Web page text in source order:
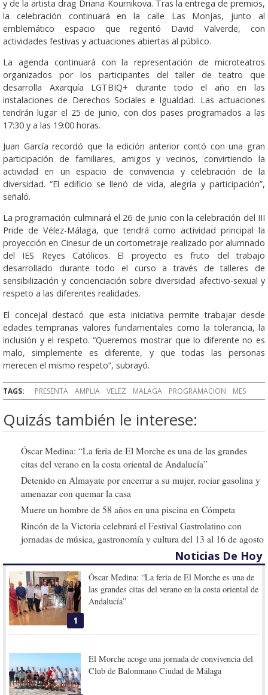
y de la artista drag Driana Kournikova. Tras la entrega de premios,
la celebración continuará en la calle Las Monjas, junto al
emblemático espacio que regentó David Valverde, con
actividades festivas y actuaciones abiertas al público.
La agenda continuará con la representación de microteatros
organizados por los participantes del taller de teatro que
desarrolla Axarquía LGTBIQ+ durante todo el año en las
instalaciones de Derechos Sociales e Igualdad. Las actuaciones
tendrán lugar el 25 de junio, con dos pases programados a las
17:30 y a las 19:00 horas.
Juan García recordó que la edición anterior contó con una gran
participación de familiares, amigos y vecinos, convirtiendo la
actividad en un espacio de convivencia y celebración de la
diversidad. “El edificio se llenó de vida, alegría y participación”,
señaló.
La programación culminará el 26 de junio con la celebración del III
Pride de Vélez-Málaga, que tendrá como actividad principal la
proyección en Cinesur de un cortometraje realizado por alumnado
del IES Reyes Católicos. El proyecto es fruto del trabajo
desarrollado durante todo el curso a través de talleres de
sensibilización y concienciación sobre diversidad afectivo-sexual y
respeto a las diferentes realidades.
El concejal destacó que esta iniciativa permite trabajar desde
edades tempranas valores fundamentales como la tolerancia, la
inclusión y el respeto. “Queremos mostrar que lo diferente no es
malo, simplemente es diferente, y que todas las personas
merecen el mismo respeto”, subrayó.
TAGS: PRESENTA AMPLIA VELEZ MALAGA PROGRAMACION MES
Quizás también le interese:
Óscar Medina: “La feria de El Morche es una de las grandes
citas del verano en la costa oriental de Andalucía”
Detenido en Almayate por encerrar a su mujer, rociar gasolina y
amenazar con quemar la casa
Muere un hombre de 58 años en una piscina en Cómpeta
Rincón de la Victoria celebrará el Festival Gastrolatino con
jornadas de música, gastronomía y cultura del 13 al 16 de agosto
Noticias De Hoy
1
Óscar Medina: “La feria de El Morche es una de
las grandes citas del verano en la costa oriental de
Andalucía”
El Morche acoge una jornada de convivencia del
Club de Balonmano Ciudad de Málaga